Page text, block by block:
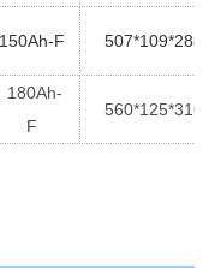
150Ah-F
180Ah-
F